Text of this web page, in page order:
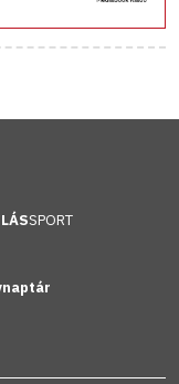
SPORT